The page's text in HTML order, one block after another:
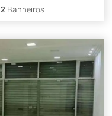
2Banheiros